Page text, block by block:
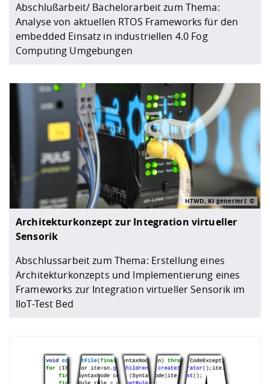
Abschlußarbeit/ Bachelorarbeit zum Thema:
Analyse von aktuellen RTOS Frameworks für den
embedded Einsatz in industriellen 4.0 Fog
Computing Umgebungen
Architekturkonzept zur Integration virtueller
Sensorik
Abschlussarbeit zum Thema: Erstellung eines
Architekturkonzepts und Implementierung eines
Frameworks zur Integration virtueller Sensorik im
IIoT-Test Bed
HTWD, KI generiert